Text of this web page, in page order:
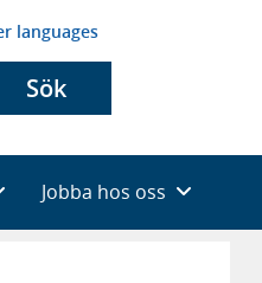
languages
Sök
Jobba hos oss